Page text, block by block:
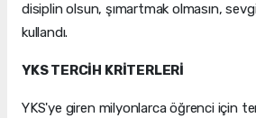
disiplin olsun, şımartmak olmasın,
kullandı.
YKS TERCİH KRİTERLERİ
YKS'ye giren milyonlarca öğrenci için